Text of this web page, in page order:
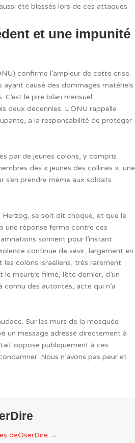
été blessés lors de ces attaques.
et une impunité
confirme l’ampleur de cette crise.
causé des dommages matériels
le pire bilan mensuel
deux décennies. L’ONU rappelle
a la responsabilité de protéger
par de jeunes colons, y compris
des « jeunes des collines », une
prendre même aux soldats
Herzog, se soit dit choqué, et que le
une réponse ferme contre ces
sonnent pour l’instant
continue de sévir, largement en
colons israéliens, très rarement
meurtre filmé, l’été dernier, d’un
des autorités, acte qui n’a
Sur les murs de la mosquée
un message adressé directement à
opposé publiquement à ces
Nous n’avons pas peur et
deOserDire →